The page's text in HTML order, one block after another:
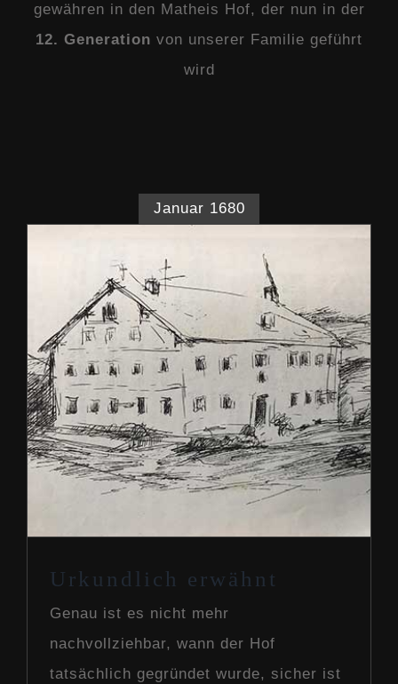
gewähren in den Matheis Hof, der nun in der
12. Generation von unserer Familie geführt
wird
Januar 1680
Urkundlich erwähnt
Our Story
Urkundlich erwähnt
Genau ist es nicht mehr
nachvollziehbar, wann der Hof
tatsächlich gegründet wurde, sicher ist